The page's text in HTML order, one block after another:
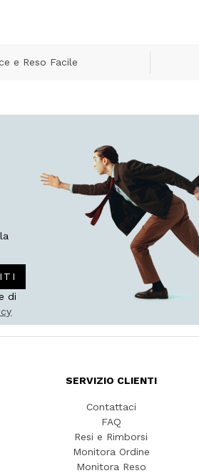
e Reso Facile
di
SERVIZIO CLIENTI
Contattaci
FAQ
Resi e Rimborsi
Monitora Ordine
Monitora Reso